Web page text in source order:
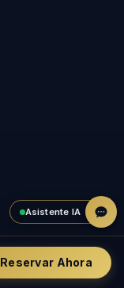
Reservar Ahora
Asistente IA